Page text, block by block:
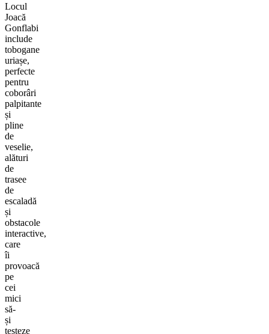
Locul
Joacă
Gonflabi
include
tobogane
uriașe,
perfecte
pentru
coborâri
palpitante
și
pline
de
veselie,
alături
de
trasee
de
escaladă
și
obstacole
interactive,
care
îi
provoacă
pe
cei
mici
să-
și
testeze